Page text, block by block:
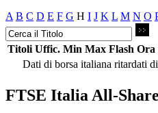
A B C D E F G H I J K L M N O
Titoli Uffic. Min Max Flash Ora
Dati di borsa italiana ritardati
FTSE Italia All-Share